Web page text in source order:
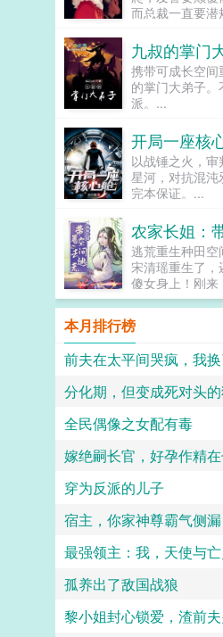
人神魂颠倒。
吞吐烟雾，易璟
者献上膝盖。难
发疯，她看了
我贴一下啊！
道未来会发生的
之前，郁淼每天
仇，因此她清楚
世界的人。但是
她世界里唯一的
疯对她强取豪夺
不作声地带她绕
为易璟，上辈
有一个能来到
璟。只是易璟
她到最后都会
掉了抑制剂，处
alpha，脆弱的
璟，我难受。
女a无挂件
坏消息这人脾
而总裁一直要
九叔的掌门
携带可成长空
的掌门大弟子
派。...
开局一座核
以战锤之火，
星河，对抗混沌
完本保证。...
农家长姐：
逃荒重生种田
宋清瑶重生了
傻女身上！刚
负临产的母亲
了。刚解决了，
本月排行榜
前夫在太平间哭疯，我
分化期，但变成死对头的
全民偶像之女配有毒
嫁绝嗣长官，好孕作精
穿为反派的儿子
宿主，你家神尊霸气侧漏
最强领主：我，天使与
孤养出了敌国战狼
黎小姐封心锁爱，渣前